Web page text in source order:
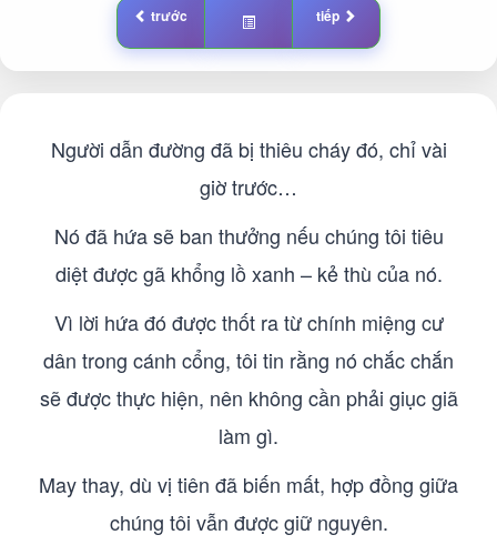
trước tiếp
Người dẫn đường đã bị thiêu cháy đó, chỉ vài
giờ trước…
Nó đã hứa sẽ ban thưởng nếu chúng tôi tiêu
diệt được gã khổng lồ xanh – kẻ thù của nó.
Vì lời hứa đó được thốt ra từ chính miệng cư
dân trong cánh cổng, tôi tin rằng nó chắc chắn
sẽ được thực hiện, nên không cần phải giục giã
làm gì.
May thay, dù vị tiên đã biến mất, hợp đồng giữa
chúng tôi vẫn được giữ nguyên.